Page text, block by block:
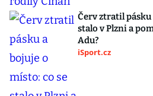
Červ ztratil pásku
stalo v Plzni a
Adu?
iSport.cz